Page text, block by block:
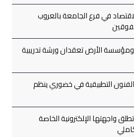
في فرع الجامعة بالعروب
الأرض تعقدان ورشة تدريبية
التطبيقية في خضوري ينظم
واجهتها الإلكترونية الخاصة